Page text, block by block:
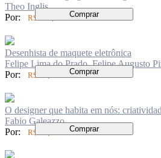
Theo Inglis
Por:
R$ 110,00 Comprar
Desenhista de maquete eletrônica
Felipe Lima do Prado, Felipe Augusto
Por:
R$ 70,00 Comprar
O designer que habita em nós:
Fabio Galeazzo
Por:
R$ 84,00 Comprar